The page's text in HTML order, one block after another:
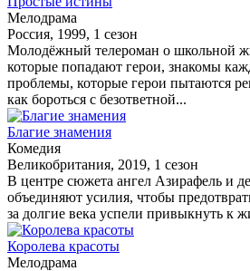
Мелодрама
Россия, 1999, 1 сезон
Молодёжный телероман о школьной
которые попадают герои, знакомы
проблемы, которые герои пытаются
как бороться с безответной...
Благие знамения
Комедия
Великобритания, 2019, 1 сезон
В центре сюжета ангел Азирафель и
объединяют усилия, чтобы
за долгие века успели привыкнуть к
Королева красоты
Мелодрама